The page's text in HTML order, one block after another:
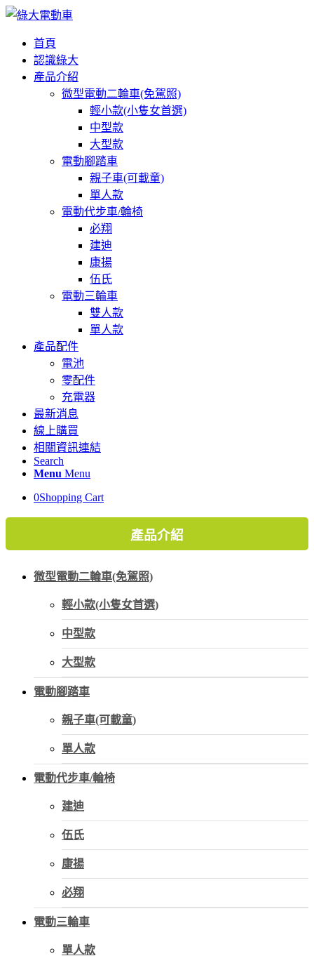
首頁
認識綠大
產品介紹
微型電動二輪車(免駕照)
輕小款(小隻女首選)
中型款
大型款
電動腳踏車
親子車(可載童)
單人款
電動代步車/輪椅
必翔
建迪
康揚
伍氏
電動三輪車
雙人款
單人款
產品配件
電池
零配件
充電器
最新消息
線上購買
相關資訊連結
Search
Menu Menu
0Shopping Cart
產品介紹
微型電動二輪車(免駕照)
輕小款(小隻女首選)
中型款
大型款
電動腳踏車
親子車(可載童)
單人款
電動代步車/輪椅
建迪
伍氏
康揚
必翔
電動三輪車
單人款